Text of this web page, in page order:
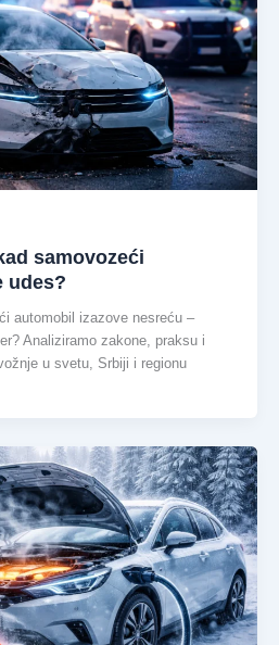
samovozeći
udes?
automobil izazove nesreću –
Analiziramo zakone, praksu i
u svetu, Srbiji i regionu